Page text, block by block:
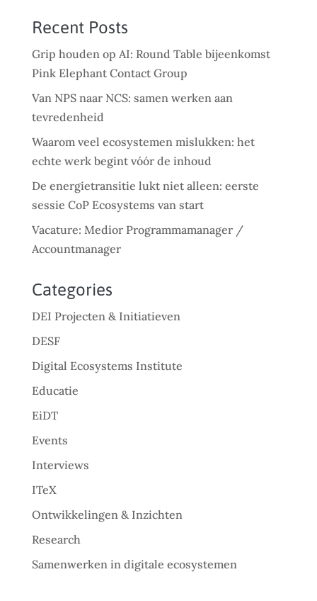
Recent Posts
Grip houden op AI: Round Table bijeenkomst
Pink Elephant Contact Group
Van NPS naar NCS: samen werken aan
tevredenheid
Waarom veel ecosystemen mislukken: het
echte werk begint vóór de inhoud
De energietransitie lukt niet alleen: eerste
sessie CoP Ecosystems van start
Vacature: Medior Programmamanager /
Accountmanager
Categories
DEI Projecten & Initiatieven
DESF
Digital Ecosystems Institute
Educatie
EiDT
Events
Interviews
ITeX
Ontwikkelingen & Inzichten
Research
Samenwerken in digitale ecosystemen